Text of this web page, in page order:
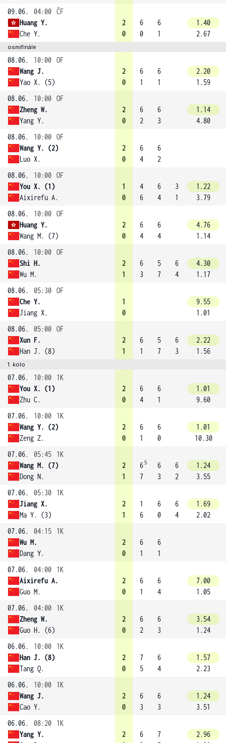
09.06.
04:00 ČF
Huang Y.
Che Y.
2
0
6
0
6
1
1.40
2.67
osmifinále
08.06. 10:00 OF
Wang J.
Yao X. (5)
2
0
6
1
6
1
2.20
1.59
08.06.
10:00 OF
Zheng W.
Yang Y.
2
0
6
2
6
3
1.14
4.80
08.06.
10:00 OF
Wang Y. (2)
Luo X.
2
0
6
4
6
2
08.06.
10:00 OF
You X. (1)
Aixirefu A.
1
0
4
6
6
4
3
1
1.22
3.79
08.06.
10:00 OF
Huang Y.
Wang M. (7)
2
0
6
4
6
4
4.76
1.14
08.06.
10:00 OF
Shi H.
Wu M.
2
1
6
3
5
7
6
4
4.30
1.17
08.06.
05:30 OF
Che Y.
Jiang X.
1
0
9.55
1.01
08.06.
05:00 OF
Xun F.
Han J. (8)
2
1
6
1
5
7
6
3
2.22
1.56
1. kolo
07.06. 10:00
1K
You X. (1)
Zhu C.
2
0
6
4
6
1
1.01
9.60
07.06.
10:00
1K
Wang Y. (2)
Zeng Z.
2
0
6
1
6
0
1.01
10.30
07.06.
05:45
1K
Wang M. (7)
Dong N.
2
1
6 5
7
6
3
6
2
1.24
3.55
07.06.
05:30
1K
Jiang X.
Ma Y. (3)
2
1
1
6
6
0
6
4
1.69
2.02
07.06.
04:15
1K
Wu M.
Dang Y.
2
0
6
1
6
1
07.06.
04:00
1K
Aixirefu A.
Guo M.
2
0
6
1
6
4
7.00
1.05
07.06.
04:00
1K
Zheng W.
Guo H. (6)
2
0
6
2
6
3
3.54
1.24
06.06.
10:00
1K
Han J. (8)
Tang Q.
2
0
7
5
6
4
1.57
2.23
06.06.
10:00
1K
Wang J.
Cao Y.
2
0
6
3
6
3
1.24
3.51
06.06.
08:20
1K
Yang Y.
2
6
7
2.96